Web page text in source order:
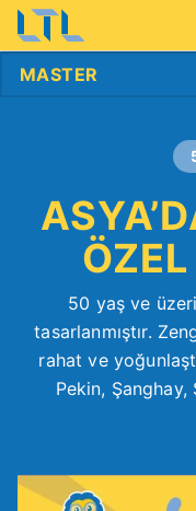
50 yaş ve
tasarlanmıştır.
rahat ve
Pekin,